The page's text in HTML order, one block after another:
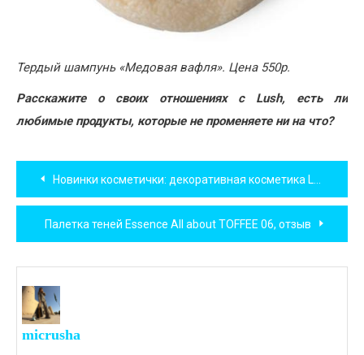
Тердый шампунь «Медовая вафля». Цена 550р.
Расскажите о своих отношениях с Lush, есть ли
любимые продукты, которые не променяете ни на что?
Навигация
по
записям
Новинки косметички: декоративная косметика Lumene и Essence
Палетка теней Essence All about TOFFEE 06, отзыв
micrusha